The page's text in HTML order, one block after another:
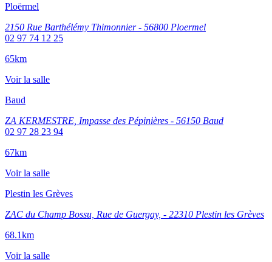
Ploërmel
2150 Rue Barthélémy Thimonnier - 56800 Ploermel
02 97 74 12 25
65km
Voir la salle
Baud
ZA KERMESTRE, Impasse des Pépinières - 56150 Baud
02 97 28 23 94
67km
Voir la salle
Plestin les Grèves
ZAC du Champ Bossu, Rue de Guergay, - 22310 Plestin les Grèves
68.1km
Voir la salle